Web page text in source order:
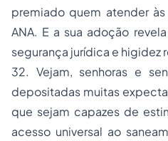
premiado quem atender
ANA. E a sua adoção
segurança jurídica e higidez
32. Vejam, senhoras e
depositadas muitas
que sejam capazes de
acesso universal ao